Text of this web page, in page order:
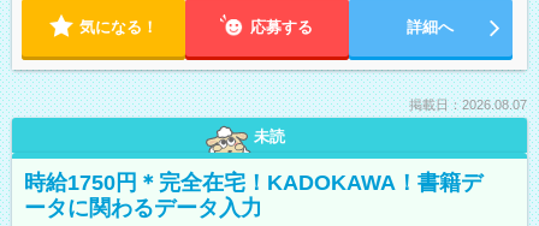
気になる！ 応募する 詳細へ
掲載日：2026.08.07
未読
時給1750円＊完全在宅！KADOKAWA！書籍デ
ータに関わるデータ入力